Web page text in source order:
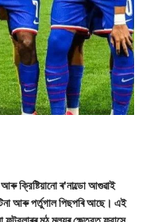
ক্রিষ্টিয়ানো ৰ'নাল্ডো আগুৱাই
আৰু পর্তুগাল পিছপৰি আছে। এই